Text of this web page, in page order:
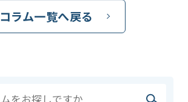
コラム一覧へ戻る